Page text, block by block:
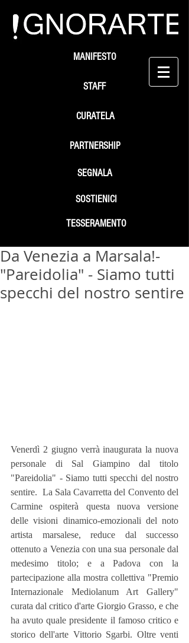
STAFF
SEGNALA
SOSTIENICI
MANIFESTO
PARTNERSHIP
TESSERAMENTO
CURATELA
Da Venezia a Marsala!-
"Pareidolia" - Siamo tutti
specchi del nostro sentire
Venerdì 2 giugno verrà inaugurata la nuova
personale di Sal Giampino dal titolo
"Pareidolia" - Siamo tutti specchi del nostro
sentire.  La Sala Cavarretta del Convento del
Carmine ospiterà questa nuova versione
delle visioni dinamico-emozionali del noto
artista marsalese, reduce dal successo
ottenuto a Venezia con una sua personale dal
medesimo titolo; e a Padova con la
partecipazione alla mostra collettiva "Premio
Internazionale Mediolanum Art Gallery"
curata dal critico d'arte Giorgio Grasso, e che
ha avuto quale presidente il famoso critico e
storico dell'arte Vittorio Sgarbi. Oltre venti